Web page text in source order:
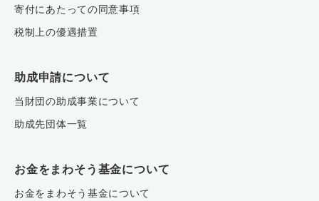
寄付にあたっての同意事項
税制上の優遇措置
助成申請について
当財団の助成事業について
助成先団体一覧
お金をまわそう基金について
お金をまわそう基金について